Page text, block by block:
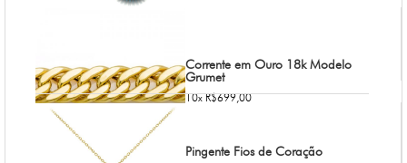
Corrente em Ouro 18k Modelo
Grumet
10x R$699,00
Pingente Fios de Coração